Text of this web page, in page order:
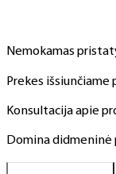
8,
ml
Nemokamas
Prekes išsiunčiame
Konsultacija apie
Domina didmeninė